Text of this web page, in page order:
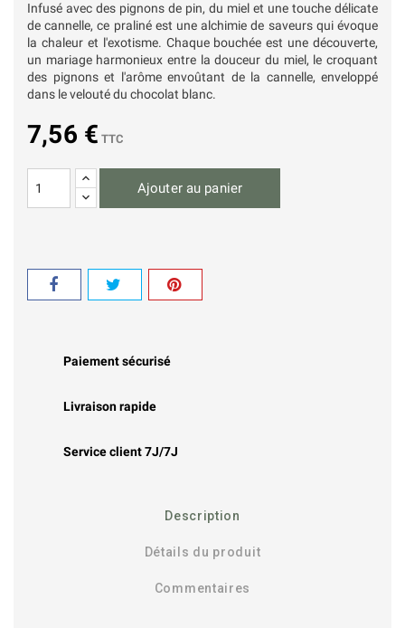
Infusé avec des pignons de pin, du miel et une touche délicate
de cannelle, ce praliné est une alchimie de saveurs qui évoque
la chaleur et l'exotisme. Chaque bouchée est une découverte,
un mariage harmonieux entre la douceur du miel, le croquant
des pignons et l'arôme envoûtant de la cannelle, enveloppé
dans le velouté du chocolat blanc.
7,56 € TTC
Ajouter au panier
Paiement sécurisé
Livraison rapide
Service client 7J/7J
Description
Détails du produit
Commentaires